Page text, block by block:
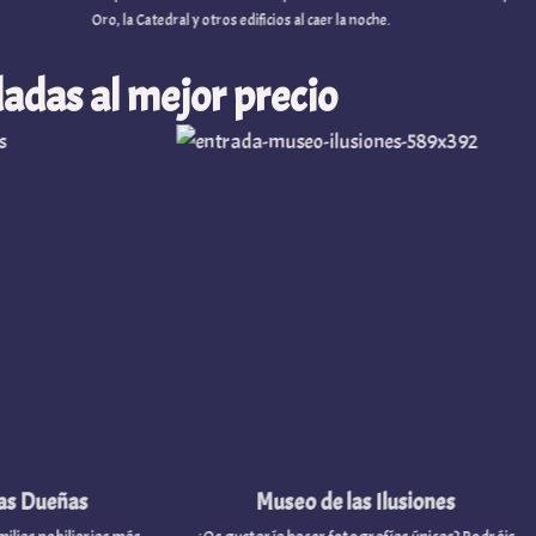
Oro, la Catedral y otros edificios al caer la noche.
al mejor precio
Museo de las Ilusiones